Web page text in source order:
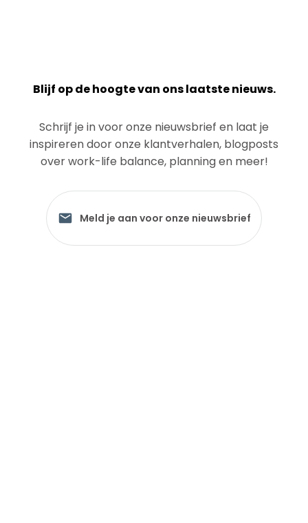
Blijf op de hoogte van ons laatste nieuws.
Schrijf je in voor onze nieuwsbrief en laat je
inspireren door onze klantverhalen, blogposts
over work-life balance, planning en meer!
Meld je aan voor onze nieuwsbrief